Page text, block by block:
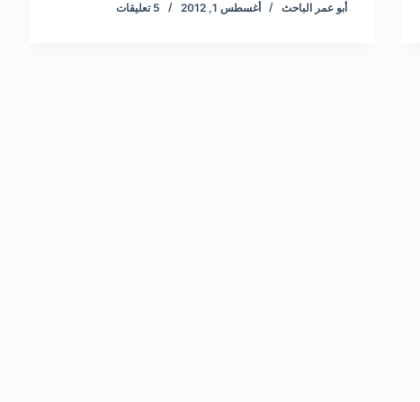
أبو عمر الباحث أغسطس 1, 2012 5 تعليقات